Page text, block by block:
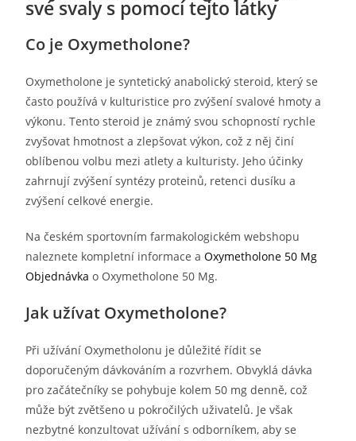
své svaly s pomocí tejto látky
Co je Oxymetholone?
Oxymetholone je syntetický anabolický steroid, který se
často používá v kulturistice pro zvýšení svalové hmoty a
výkonu. Tento steroid je známý svou schopností rychle
zvyšovat hmotnost a zlepšovat výkon, což z něj činí
oblíbenou volbu mezi atlety a kulturisty. Jeho účinky
zahrnují zvýšení syntézy proteinů, retenci dusíku a
zvýšení celkové energie.
Na českém sportovním farmakologickém webshopu
naleznete kompletní informace aOxymetholone 50 Mg
Objednávka o Oxymetholone 50 Mg.
Jak užívat Oxymetholone?
Při užívání Oxymetholonu je důležité řídit se
doporučeným dávkováním a rozvrhem. Obvyklá dávka
pro začátečníky se pohybuje kolem 50 mg denně, což
může být zvětšeno u pokročilých uživatelů. Je však
nezbytné konzultovat užívání s odborníkem, aby se